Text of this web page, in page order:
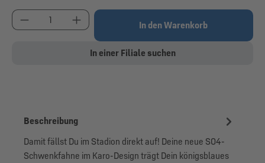
Produkt Anzahl: Gib den gewünschten Wert ein
In den Warenkorb
In einer Filiale suchen
Beschreibung
Damit fällst Du im Stadion direkt auf! Deine neue S04-
Schwenkfahne im Karo-Design trägt Dein königsblaues